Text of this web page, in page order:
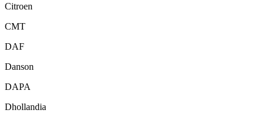
Citroen
CMT
DAF
Danson
DAPA
Dhollandia